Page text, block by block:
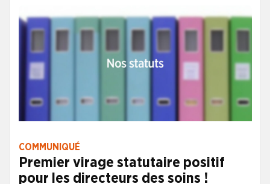
COMMUNIQUÉ
Premier virage statutaire positif
pour les directeurs des soins !